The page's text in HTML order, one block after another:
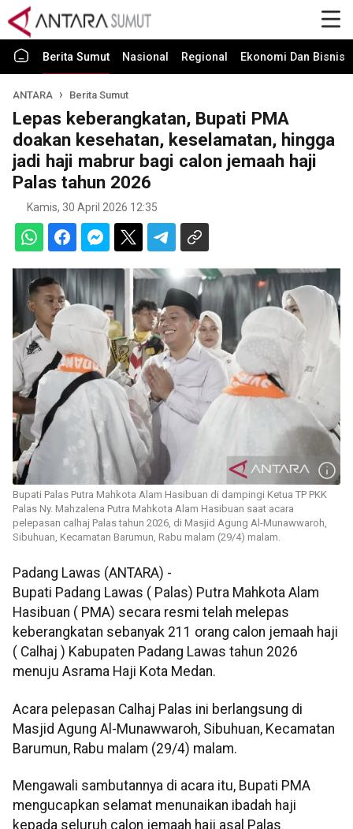
Berita Sumut Nasional Regional Ekonomi Dan Bisnis
ANTARA Berita Sumut
Lepas keberangkatan, Bupati PMA
doakan kesehatan, keselamatan, hingga
jadi haji mabrur bagi calon jemaah haji
Palas tahun 2026
Kamis, 30 April 2026 12:35
Bupati Palas Putra Mahkota Alam Hasibuan di dampingi Ketua TP PKK
Palas Ny. Mahzalena Putra Mahkota Alam Hasibuan saat acara
pelepasan calhaj Palas tahun 2026, di Masjid Agung Al-Munawwaroh,
Sibuhuan, Kecamatan Barumun, Rabu malam (29/4) malam.
Padang Lawas (ANTARA) -
Bupati Padang Lawas ( Palas) Putra Mahkota Alam
Hasibuan ( PMA) secara resmi telah melepas
keberangkatan sebanyak 211 orang calon jemaah haji
( Calhaj ) Kabupaten Padang Lawas tahun 2026
menuju Asrama Haji Kota Medan.
Acara pelepasan Calhaj Palas ini berlangsung di
Masjid Agung Al-Munawwaroh, Sibuhuan, Kecamatan
Barumun, Rabu malam (29/4) malam.
Mengawali sambutannya di acara itu, Bupati PMA
mengucapkan selamat menunaikan ibadah haji
kepada seluruh calon jemaah haji asal Palas